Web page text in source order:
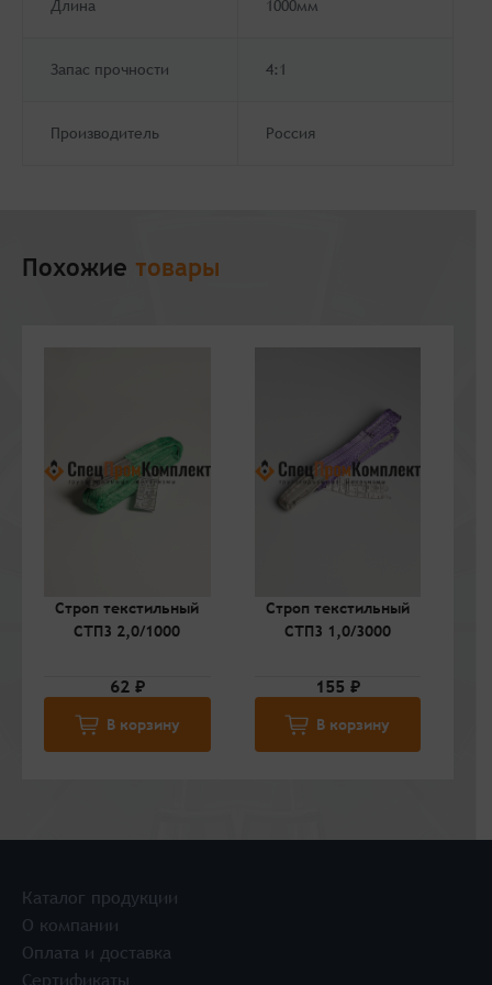
Длина 1000мм
Запас прочности 4:1
Производитель Россия
Похожие товары
Строп текстильный
СТП3 2,0/1000
62 ₽
В корзину
Строп текстильный
СТП3 1,0/3000
155 ₽
В корзину
Каталог продукции
О компании
Оплата и доставка
Сертификаты